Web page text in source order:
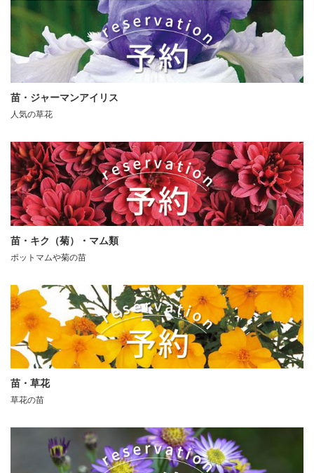
苗・ジャーマンアイリス
人気の草花
苗・キク（菊）・マム類
ポットマムや菊の苗
苗・草花
草花の苗